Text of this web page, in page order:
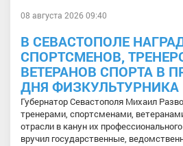
08 августа 2026 09:40
В СЕВАСТОПОЛЕ
СПОРТСМЕНОВ,
ВЕТЕРАНОВ СПОРТА В
ДНЯ ФИЗКУЛЬТУРНИКА
Губернатор Севастополя Михаил
тренерами, спортсменами,
отрасли в канун их
вручил государственные,